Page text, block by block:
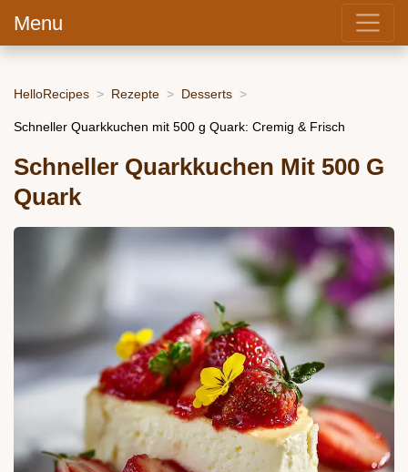
Menu
HelloRecipes Rezepte Desserts
Schneller Quarkkuchen mit 500 g Quark: Cremig & Frisch
Schneller Quarkkuchen Mit 500 G
Quark